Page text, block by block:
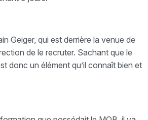
Geiger, qui est derrière la venue de
de le recruter. Sachant que le
donc un élément qu’il connaît bien et